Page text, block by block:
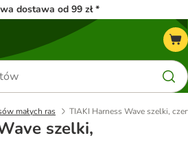
dostawa od 99 zł *
małych ras TIAKI Harness Wave szelki,
szelki,